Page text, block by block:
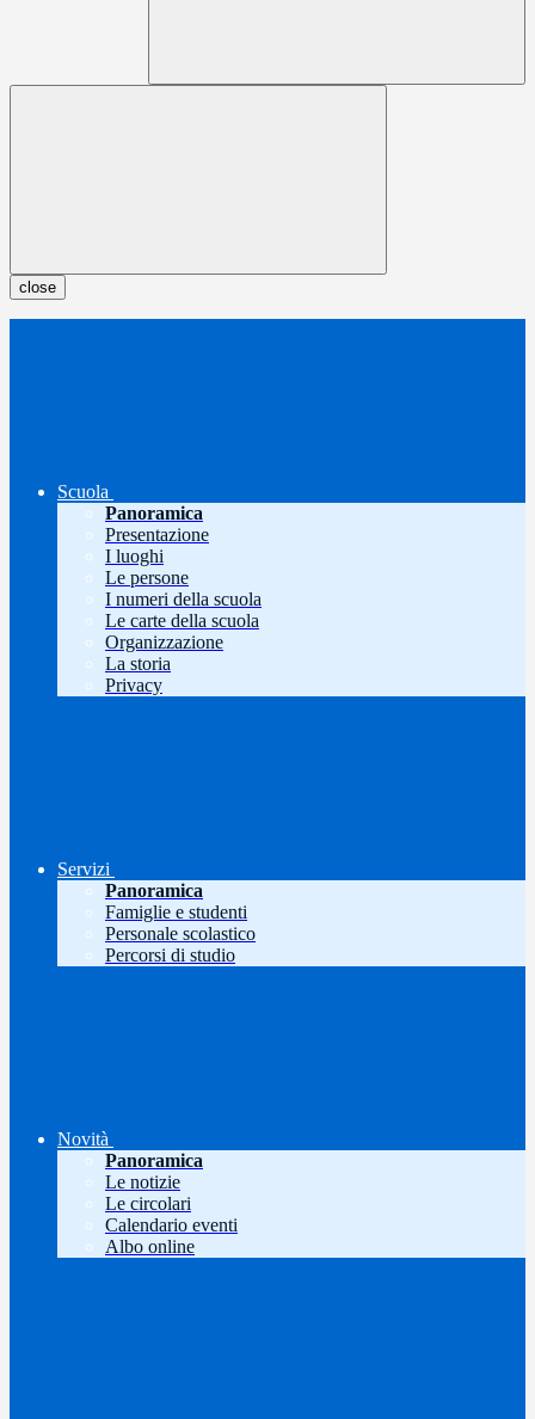
close
Scuola
Panoramica
Presentazione
I luoghi
Le persone
I numeri della scuola
Le carte della scuola
Organizzazione
La storia
Privacy
Servizi
Panoramica
Famiglie e studenti
Personale scolastico
Percorsi di studio
Novità
Panoramica
Le notizie
Le circolari
Calendario eventi
Albo online